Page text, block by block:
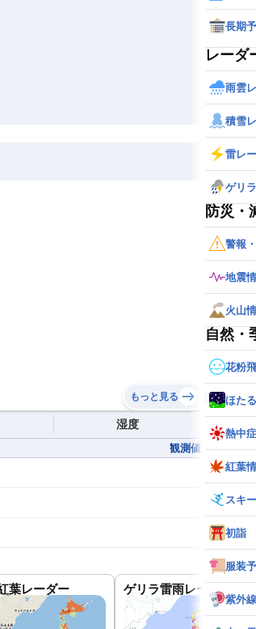
もっと見る
湿度
観測値
葉レーダー ゲリラ雷雨レーダー
長期
レーダ
雨雲
積雪
雷レ
ゲリ
防災・
警報
地震
火山
自然・
花粉
ほた
熱中
紅葉
スキ
初詣
服装
紫外